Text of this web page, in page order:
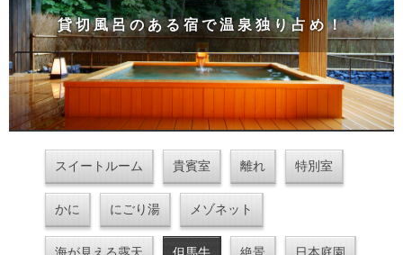
貸切風呂のある宿で温泉独り占め！
スイートルーム 貴賓室 離れ 特別室
かに にごり湯 メゾネット